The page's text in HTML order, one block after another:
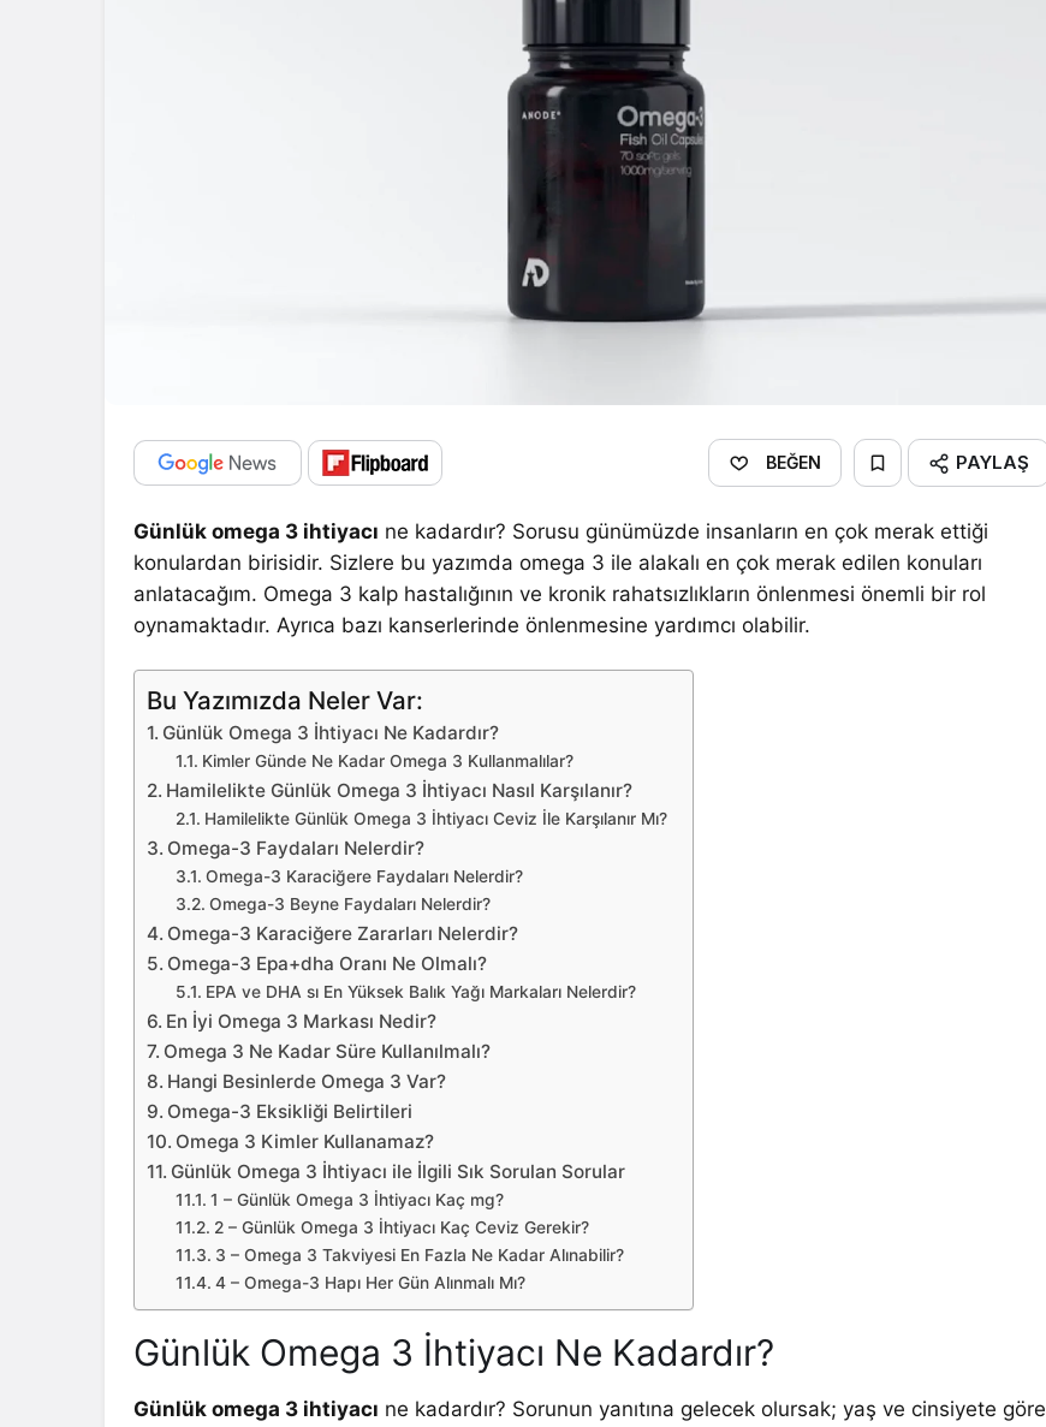
BEĞEN PAYLAŞ
Günlük omega 3 ihtiyacı ne kadardır? Sorusu günümüzde insanların en çok merak ettiği
konulardan birisidir. Sizlere bu yazımda omega 3 ile alakalı en çok merak edilen konuları
anlatacağım. Omega 3 kalp hastalığının ve kronik rahatsızlıkların önlenmesi önemli bir rol
oynamaktadır. Ayrıca bazı kanserlerinde önlenmesine yardımcı olabilir.
Bu Yazımızda Neler Var:
Günlük Omega 3 İhtiyacı Ne Kadardır?
Kimler Günde Ne Kadar Omega 3 Kullanmalılar?
Hamilelikte Günlük Omega 3 İhtiyacı Nasıl Karşılanır?
Hamilelikte Günlük Omega 3 İhtiyacı Ceviz İle Karşılanır Mı?
Omega-3 Faydaları Nelerdir?
Omega-3 Karaciğere Faydaları Nelerdir?
Omega-3 Beyne Faydaları Nelerdir?
Omega-3 Karaciğere Zararları Nelerdir?
Omega-3 Epa+dha Oranı Ne Olmalı?
EPA ve DHA sı En Yüksek Balık Yağı Markaları Nelerdir?
En İyi Omega 3 Markası Nedir?
Omega 3 Ne Kadar Süre Kullanılmalı?
Hangi Besinlerde Omega 3 Var?
Omega-3 Eksikliği Belirtileri
Omega 3 Kimler Kullanamaz?
Günlük Omega 3 İhtiyacı ile İlgili Sık Sorulan Sorular
1 – Günlük Omega 3 İhtiyacı Kaç mg?
2 – Günlük Omega 3 İhtiyacı Kaç Ceviz Gerekir?
3 – Omega 3 Takviyesi En Fazla Ne Kadar Alınabilir?
4 – Omega-3 Hapı Her Gün Alınmalı Mı?
Günlük Omega 3 İhtiyacı Ne Kadardır?
Günlük omega 3 ihtiyacı ne kadardır? Sorunun yanıtına gelecek olursak; yaş ve cinsiyete göre